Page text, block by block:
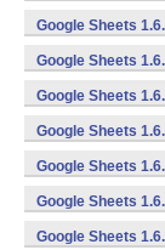
Google Sheets
Google Sheets
Google Sheets
Google Sheets
Google Sheets
Google Sheets
Google Sheets